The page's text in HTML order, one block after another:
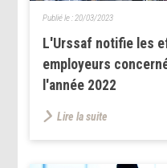
L'Urssaf notifie les
employeurs
l'année 2022
Publié le : 20/03/2023
Lire la suite